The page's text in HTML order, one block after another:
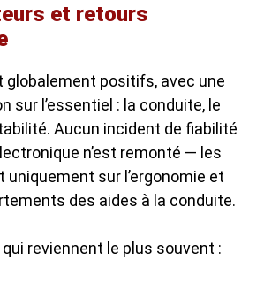
et retours
globalement positifs, avec une
sur l’essentiel : la conduite, le
Aucun incident de fiabilité
n’est remonté — les
sur l’ergonomie et
des aides à la conduite.
reviennent le plus souvent :